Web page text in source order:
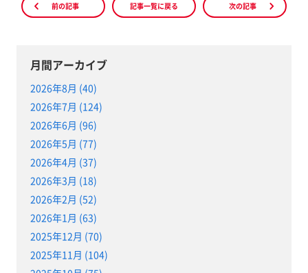
前の記事 記事一覧に戻る 次の記事
月間アーカイブ
2026年8月 (40)
2026年7月 (124)
2026年6月 (96)
2026年5月 (77)
2026年4月 (37)
2026年3月 (18)
2026年2月 (52)
2026年1月 (63)
2025年12月 (70)
2025年11月 (104)